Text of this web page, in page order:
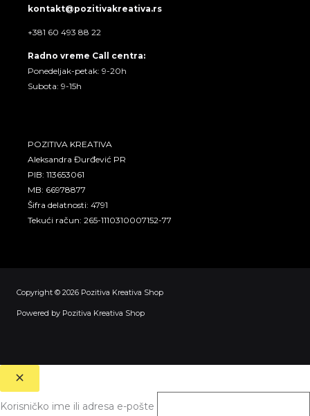
kontakt@pozitivakreativa.rs
+381 60 493 88 22
Radno vreme Call centra:
Ponedeljak-petak: 9-20h
Subota: 9-15h
POZITIVA KREATIVA
Aleksandra Đurđević PR
PIB: 113653061
MB: 66978877
Šifra delatnosti: 4791
Tekući račun: 265-1110310007152-77
Copyright © 2026 Pozitiva Kreativa Shop
Powered by Pozitiva Kreativa Shop
Korisničko ime ili adresa e-pošte